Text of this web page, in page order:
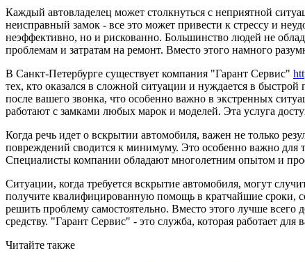
Каждый автовладелец может столкнуться с неприятной
неисправный замок - все это может привести к стрессу и
неэффективно, но и рискованно. Большинство людей не
проблемам и затратам на ремонт. Вместо этого намного
В Санкт-Петербурге существует компания "Гарант Сервис"
тех, кто оказался в сложной ситуации и нуждается в
после вашего звонка, что особенно важно в экстренных
работают с замками любых марок и моделей. Эта услуга
Когда речь идет о вскрытии автомобиля, важен не только
повреждений сводится к минимуму. Это особенно важно для
Специалисты компании обладают многолетним опытом и
Ситуации, когда требуется вскрытие автомобиля, могут
получите квалифицированную помощь в кратчайшие сроки,
решить проблему самостоятельно. Вместо этого лучше
средству. "Гарант Сервис" - это служба, которая работает
Читайте также